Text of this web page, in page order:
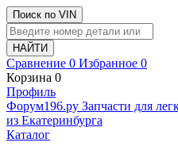
Поиск по VIN
Сравнение 0 Избранное 0
Корзина 0
Профиль
Фoрум196.ру Запчасти для
из Екатеринбурга
Каталог